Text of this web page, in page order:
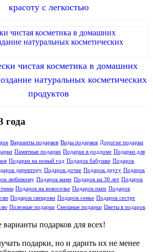
красоту с легкостью
чистая косметика в домашних
натуральных косметических
продуктов
года
Варианты подарков Виды подарков Дорогие подарки
Памятные подарки Подарки в роддоме Подарки для
Подарки на новый год Подарок бабушке Подарок
директору Подарок дочке Подарок другу Подарок
любимому Подарок маме Подарок на 30 лет Подарок
Подарок на новоселье Подарок папе Подарок
Подарок свекрови Подарок семье Подарок сестре
Полезные подарки Смешные подарки Цветы в подарок
подарков для всех!
подарки, но и дарить их не менее